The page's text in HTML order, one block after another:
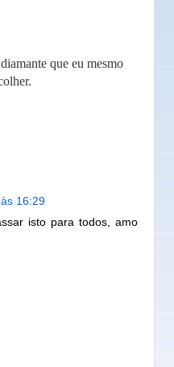
que eu mesmo
16:29
isto para todos, amo